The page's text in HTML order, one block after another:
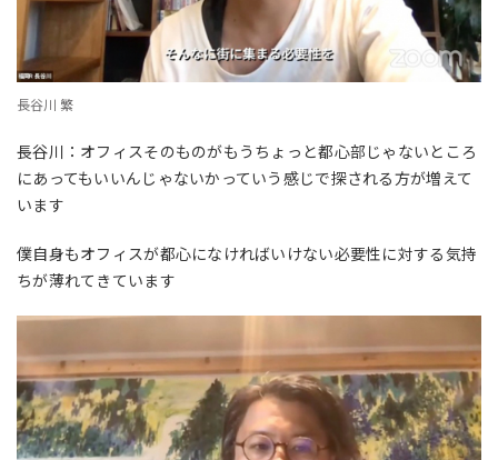
長谷川 繁
長谷川：オフィスそのものがもうちょっと都心部じゃないところ
にあってもいいんじゃないかっていう感じで探される方が増えて
います
僕自身もオフィスが都心になければいけない必要性に対する気持
ちが薄れてきています